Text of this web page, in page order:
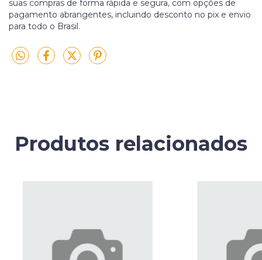
suas compras de forma rápida e segura, com opções de
pagamento abrangentes, incluindo desconto no pix e envio
para todo o Brasil.
Produtos relacionados